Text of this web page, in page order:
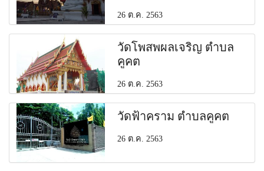
26 ต.ค. 2563
วัดโพสพผลเจริญ ตำบล
คูคต
26 ต.ค. 2563
วัดฟ้าคราม ตำบลคูคต
26 ต.ค. 2563